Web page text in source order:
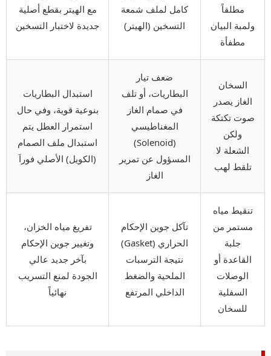
مطلقاً
ولمبة البيان
مطفأة
كامل لملف شمعة
التسخين (الهيتر)
مع الهيتر بقطع أصلية
جديدة لاختبار التسخين
السخان
الغاز يصدر
صوت تكتكة
ولكن
الشعلة لا
تلقط لهب
ضعف تيار
البطاريات، أو تلف
في صمام الغاز
المغناطيسي
(Solenoid)
المسؤول عن تمرير
الغاز
استبدال البطاريات
بنوعية قوية، وفي حال
استمرار العطل يتم
استبدال ملف الصمام
(الكويل) الأصلي فوراَ
تنقيط مياه
مستمر من
جلبة
القاعدة أو
الوصلات
السفلية
للسخان
تآكل جوين الإحكام
الحراري (Gasket)
نتيجة الترسبات
الملحية والضغط
الداخلي المرتفع
تفريغ مياه الخزان،
وتغيير جوين الإحكام
بآخر جديد عالي
الجودة لمنع التسريب
نهائياً